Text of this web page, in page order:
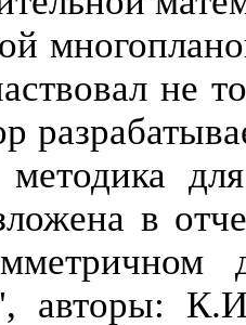
не
в
авторы: